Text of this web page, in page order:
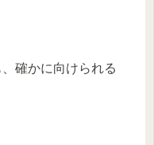
確かに向けられる